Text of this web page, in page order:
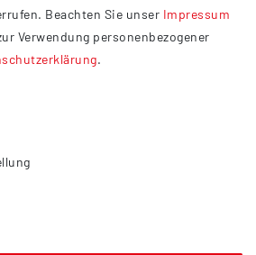
von Altbatterien & Altöl
Beachten Sie unser Impressum
Verwendung personenbezogener
.